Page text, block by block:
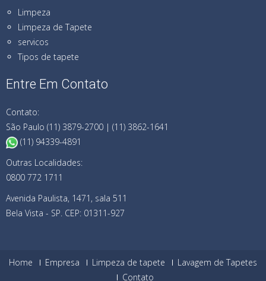
Limpeza
Limpeza de Tapete
servicos
Tipos de tapete
Entre Em Contato
Contato:
São Paulo (11) 3879-2700 | (11) 3862-1641
(11) 94339-4891
Outras Localidades:
0800 772 1711
Avenida Paulista, 1471, sala 511
Bela Vista - SP. CEP: 01311-927
Home Empresa Limpeza de tapete
Lavagem de Tapetes
Contato